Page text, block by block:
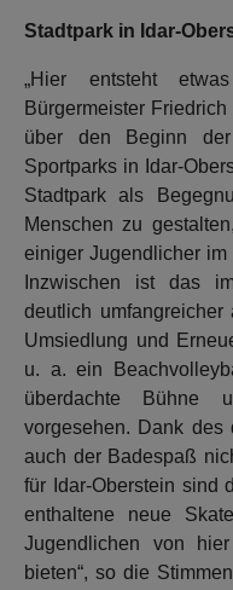
Stadtpark in Idar-
„Hier entsteht
Bürgermeister
über den Beginn
Sportparks in Idar-
Stadtpark als
Menschen zu
einiger Jugendlicher im
Inzwischen ist das
deutlich
Umsiedlung und
u. a. ein
überdachte Bühne
vorgesehen. Dank des
auch der Badespaß
für Idar-Oberstein sind
enthaltene neue
Jugendlichen von
bieten“, so die